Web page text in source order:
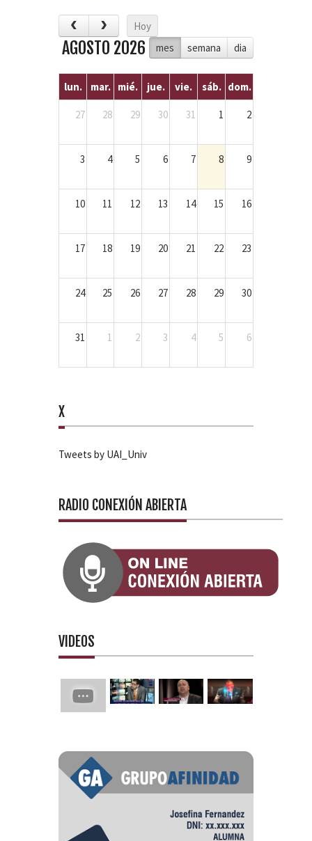
Hoy
mes
semana dia
AGOSTO 2026
lun. mar. mié. jue. vie. sáb. dom.
27 28 29 30 31 1 2
3 4 5 6 7 8 9
10 11 12 13 14 15 16
17 18 19 20 21 22 23
24 25 26 27 28 29 30
31 1 2 3 4 5 6
X
Tweets by UAI_Univ
RADIO CONEXIÓN ABIERTA
VIDEOS